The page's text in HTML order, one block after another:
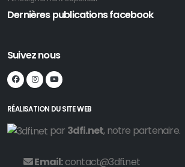
Dernières publications facebook
Suivez nous
RÉALISATION DU SITE WEB
par 3dfi.net, notre partenaire.
Email:contact@3dfi.net